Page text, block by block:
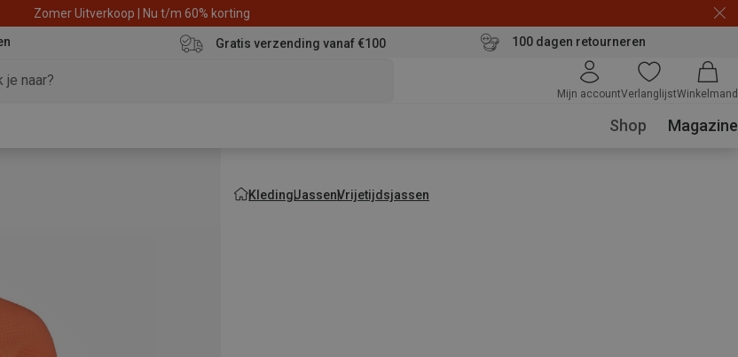
Zomer Uitverkoop | Nu t/m 60% korting
Gratis verzending vanaf €100 100 dagen retourneren
Mijn accountVerlanglijstWinkelmand
Shop Magazine
KledingJassenVrijetijdsjassen